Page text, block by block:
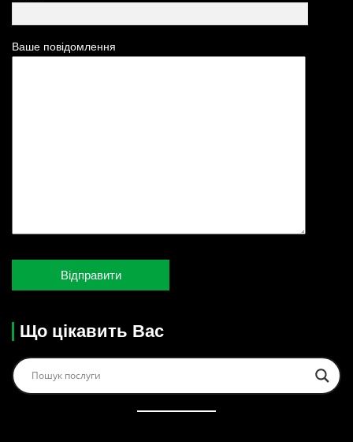
Ваше повідомлення
Що цікавить Вас